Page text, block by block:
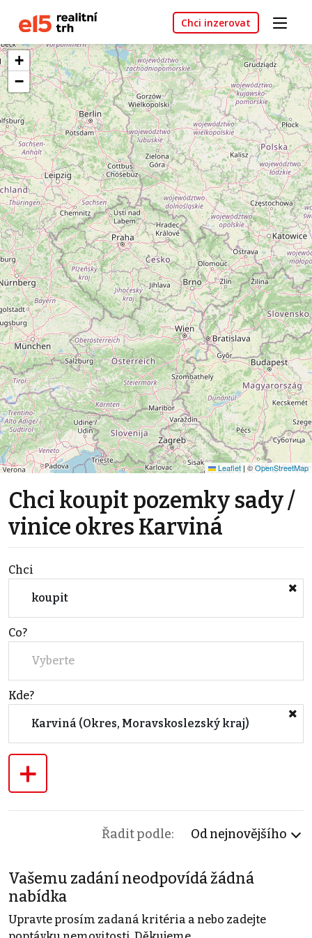
Chci inzerovat
+
−
Leaflet | ©OpenStreetMap
Chci koupit pozemky sady /
vinice okres Karviná
Chci
koupit
Co?
Vyberte
Kde?
Karviná (Okres, Moravskoslezský kraj)
+
Řadit podle: Od nejnovějšího
Vašemu zadání neodpovídá žádná
nabídka
Upravte prosím zadaná kritéria a nebo zadejte